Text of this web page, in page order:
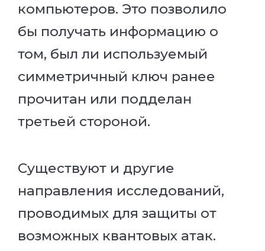
компьютеров. Это позволило
бы получать информацию о
том, был ли используемый
симметричный ключ ранее
прочитан или подделан
третьей стороной.
Существуют и другие
направления исследований,
проводимых для защиты от
возможных квантовых атак.